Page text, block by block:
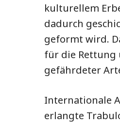
kulturellem
dadurch
geformt wird.
für die Rettung
gefährdeter
Internationale
erlangte